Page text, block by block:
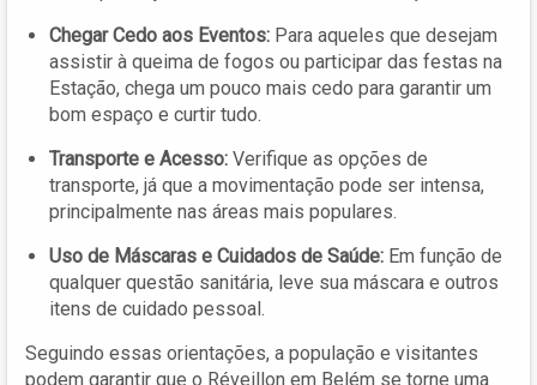
Chegar Cedo aos Eventos: Para aqueles que desejam
assistir à queima de fogos ou participar das festas na
Estação, chega um pouco mais cedo para garantir um
bom espaço e curtir tudo.
Transporte e Acesso: Verifique as opções de
transporte, já que a movimentação pode ser intensa,
principalmente nas áreas mais populares.
Uso de Máscaras e Cuidados de Saúde: Em função de
qualquer questão sanitária, leve sua máscara e outros
itens de cuidado pessoal.
Seguindo essas orientações, a população e visitantes
podem garantir que o Réveillon em Belém se torne uma